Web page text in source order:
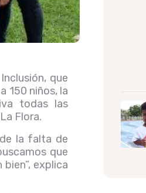
que
150 niños, la
todas las
Flora.
la falta de
que
explica